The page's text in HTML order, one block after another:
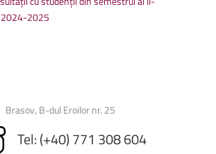
2024-2025
Brasov, B-dul Eroilor nr. 25
Tel: (+40) 771 308 604